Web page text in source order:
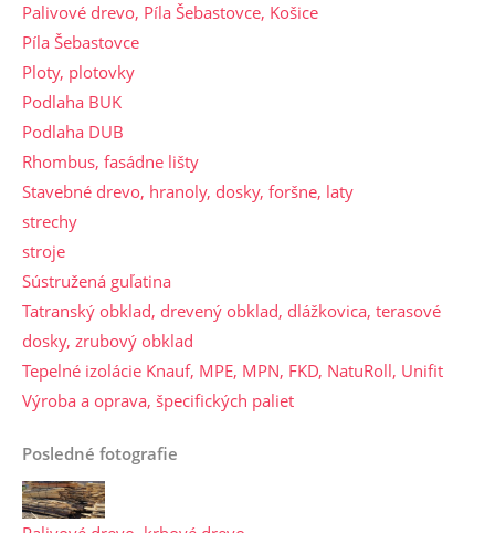
Palivové drevo, Píla Šebastovce, Košice
Píla Šebastovce
Ploty, plotovky
Podlaha BUK
Podlaha DUB
Rhombus, fasádne lišty
Stavebné drevo, hranoly, dosky, foršne, laty
strechy
stroje
Sústružená guľatina
Tatranský obklad, drevený obklad, dlážkovica, terasové
dosky, zrubový obklad
Tepelné izolácie Knauf, MPE, MPN, FKD, NatuRoll, Unifit
Výroba a oprava, špecifických paliet
Posledné fotografie